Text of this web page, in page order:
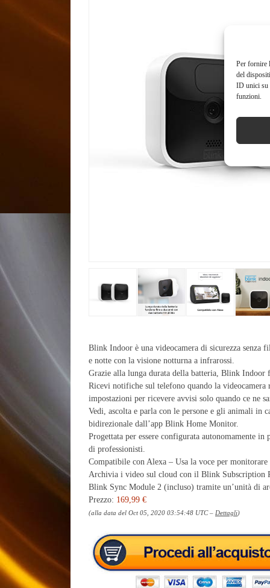
Per fornire
del
ID unici su
funzioni.
Blink Indoor è una videocamera di sicurezza senza
e notte con la visione notturna a infrarossi.
Grazie alla lunga durata della batteria, Blink
Ricevi notifiche sul telefono quando la
impostazioni per ricevere avvisi solo quando ce ne
Vedi, ascolta e parla con le persone e gli animali in
bidirezionale dall’app Blink Home Monitor.
Progettata per essere configurata autonomamente
di professionisti.
Compatibile con Alexa – Usa la voce per
Archivia i video sul cloud con il Blink Subscription
Blink Sync Module 2 (incluso) tramite un’unità di
Prezzo: 169,99 €
(alla data del Oct 05, 2020 03:54:48 UTC – Dettagli)